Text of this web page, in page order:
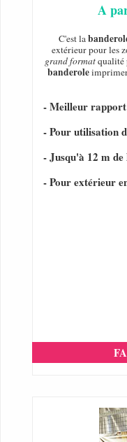
A
C'est la
extérieur pour les
grand formatqualité
banderoleimprimer
- Meilleur
- Pour utilisation
- Jusqu'à 12 m
- Pour extérieur